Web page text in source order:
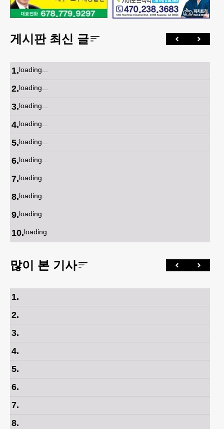
게시판 최신 글
1.loading...
2.loading...
3.loading...
4.loading...
5.loading...
6.loading...
7.loading...
8.loading...
9.loading...
10.loading...
많이 본 기사
1.
2.
3.
4.
5.
6.
7.
8.